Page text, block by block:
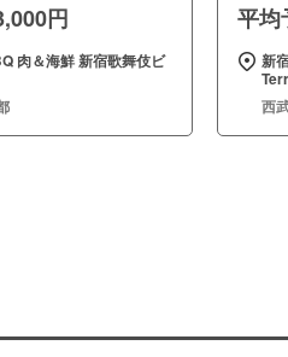
円
肉＆海鮮 新宿歌舞伎ビ
平
新
西